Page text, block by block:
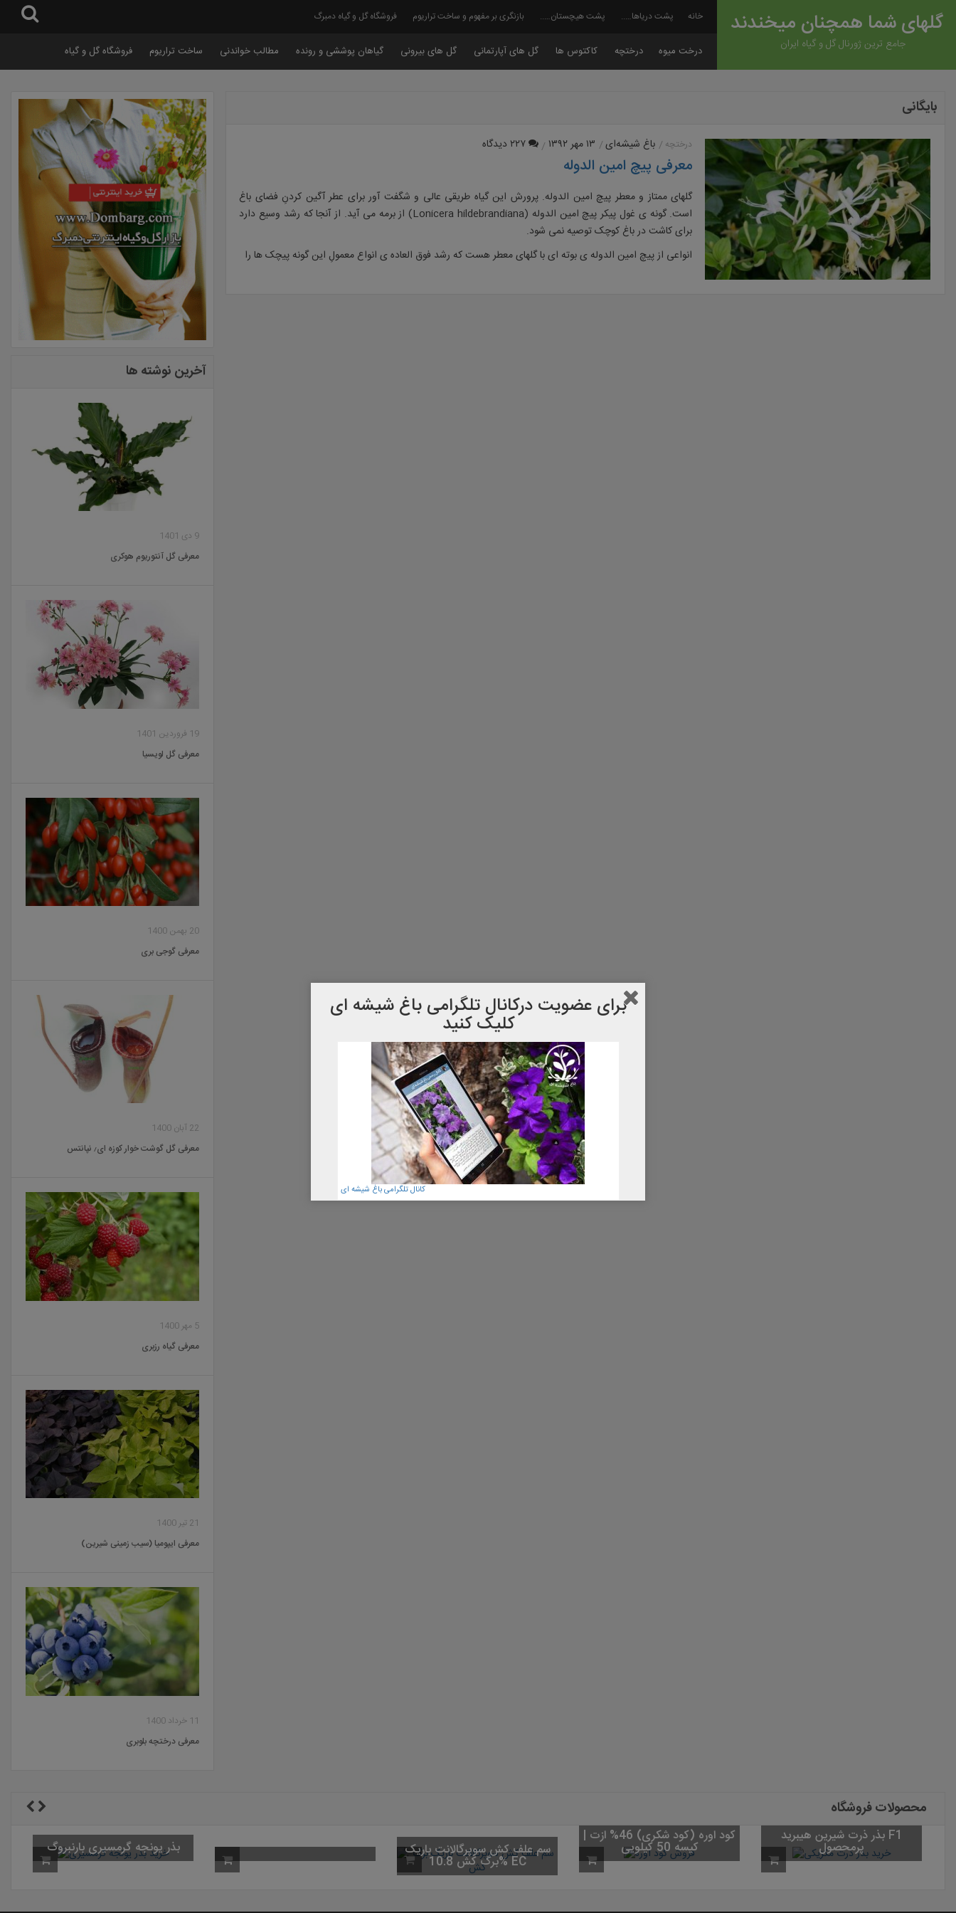
گلهای شما همچنان میخندند
جامع ترین ژورنال گل و گیاه ایران
خانه پشت دریاها….. پشت هیچستان….. بازنگری بر مفهوم و ساخت تراریوم فروشگاه گل و گیاه دمبرگ
درخت میوه درختچه کاکتوس ها گل های آپارتمانی گل های بیرونی گیاهان پوششی و رونده مطالب خواندنی ساخت تراریوم فروشگاه گل و گیاه
بایگانی
درختچه باغ شیشه‌ای ۱۳ مهر ۱۳۹۲ ۲۲۷ دیدگاه
معرفی پیچ امین الدوله
گلهای ممتاز و معطر پیچ امین الدوله. پرورش این گیاه طریقی عالی و شگفت آور برای عطر آگین کردنِ فضای باغ
است. گونه ی غول پیکر پیچ امین الدوله (Lonicera hildebrandiana) از برمه می آید. از آنجا که رشد وسیع دارد
برای کاشت در باغ کوچک توصیه نمی شود.
انواعی از پیچ امین الدوله ی بوته ای با گلهای معطر هست که رشد فوق العاده ی انواع معمولِ این گونه پیچک ها را
آخرین نوشته ها
9 دی 1401
معرفی گل آنتوریوم هوکری
19 فروردین 1401
معرفی گل لویسیا
20 بهمن 1400
معرفی گوجی بری
22 آبان 1400
معرفی گل گوشت خوار کوزه ای٫ نپانتس
5 مهر 1400
معرفی گیاه رزبری
21 تیر 1400
معرفی ایپومیا (سیب زمینی شیرین)
11 خرداد 1400
معرفی درختچه بلوبری
محصولات فروشگاه
بذر یونجه سم علف کش سوپرگالانت باریک
برگ کش 10.8% EC
کود اوره (کود شکری) 46% ازت |
کیسه 50 کیلویی
بذر ذرت شیرین هیبرید F1
پرمحصول چمن واترسیور
برای عضویت دركانال تلگرامی باغ شیشه ای
کلیک کنید
کانال تلگرامی باغ شیشه ای